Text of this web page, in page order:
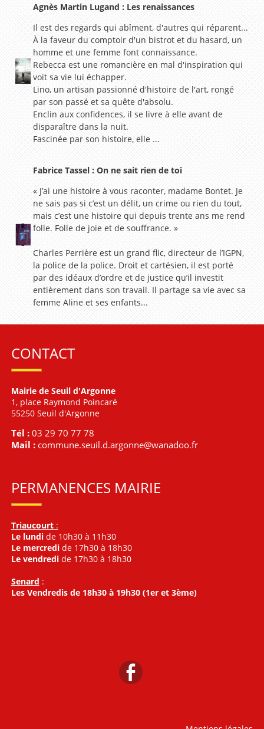
Agnès Martin Lugand : Les renaissances
Il est des regards qui abîment, d'autres qui réparent...
À la faveur du comptoir d'un bistrot et du hasard, un
homme et une femme font connaissance.
Rebecca est une romancière en mal d'inspiration qui
voit sa vie lui échapper.
Lino, un artisan passionné d'histoire de l'art, rongé
par son passé et sa quête d'absolu.
Enclin aux confidences, il se livre à elle avant de
disparaître dans la nuit.
Fascinée par son histoire, elle ...
Fabrice Tassel : On ne sait rien de toi
« J’ai une histoire à vous raconter, madame Bontet. Je
ne sais pas si c’est un délit, un crime ou rien du tout,
mais c’est une histoire qui depuis trente ans me rend
folle. Folle de joie et de souffrance. »
Charles Perrière est un grand flic, directeur de l’IGPN,
la police de la police. Droit et cartésien, il est porté
par des idéaux d’ordre et de justice qu’il investit
entièrement dans son travail. Il partage sa vie avec sa
femme Aline et ses enfants...
CONTACT
Mairie de Seuil d'Argonne
1, place Raymond Poincaré
55250 Seuil d'Argonne
Tél : 03 29 70 77 78
Mail : commune.seuil.d.argonne@wanadoo.fr
PERMANENCES MAIRIE
Triaucourt:
Le lundi de 10h30 à 11h30
Le mercredi de 17h30 à 18h30
Le vendredi de 17h30 à 18h30
Senard :
Les Vendredis de 18h30 à 19h30 (1er et 3ème)